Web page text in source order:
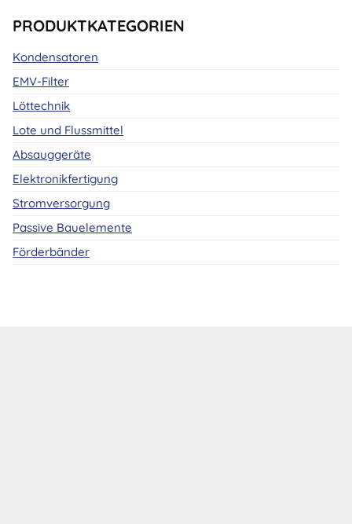
Die
können
auf
der
gewählt
werden
PRODUKTKATEGORIEN
Kondensatoren
EMV-Filter
Löttechnik
Lote und Flussmittel
Absauggeräte
Elektronikfertigung
Stromversorgung
Passive Bauelemente
Förderbänder